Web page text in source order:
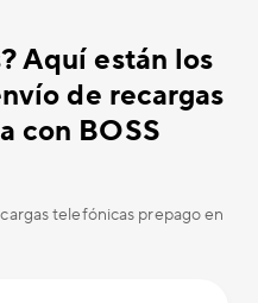
Aquí están los
de recargas
con BOSS
telefónicas prepago en